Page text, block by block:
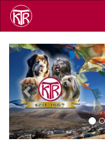
Direkt
zum
Inhalt
Previous